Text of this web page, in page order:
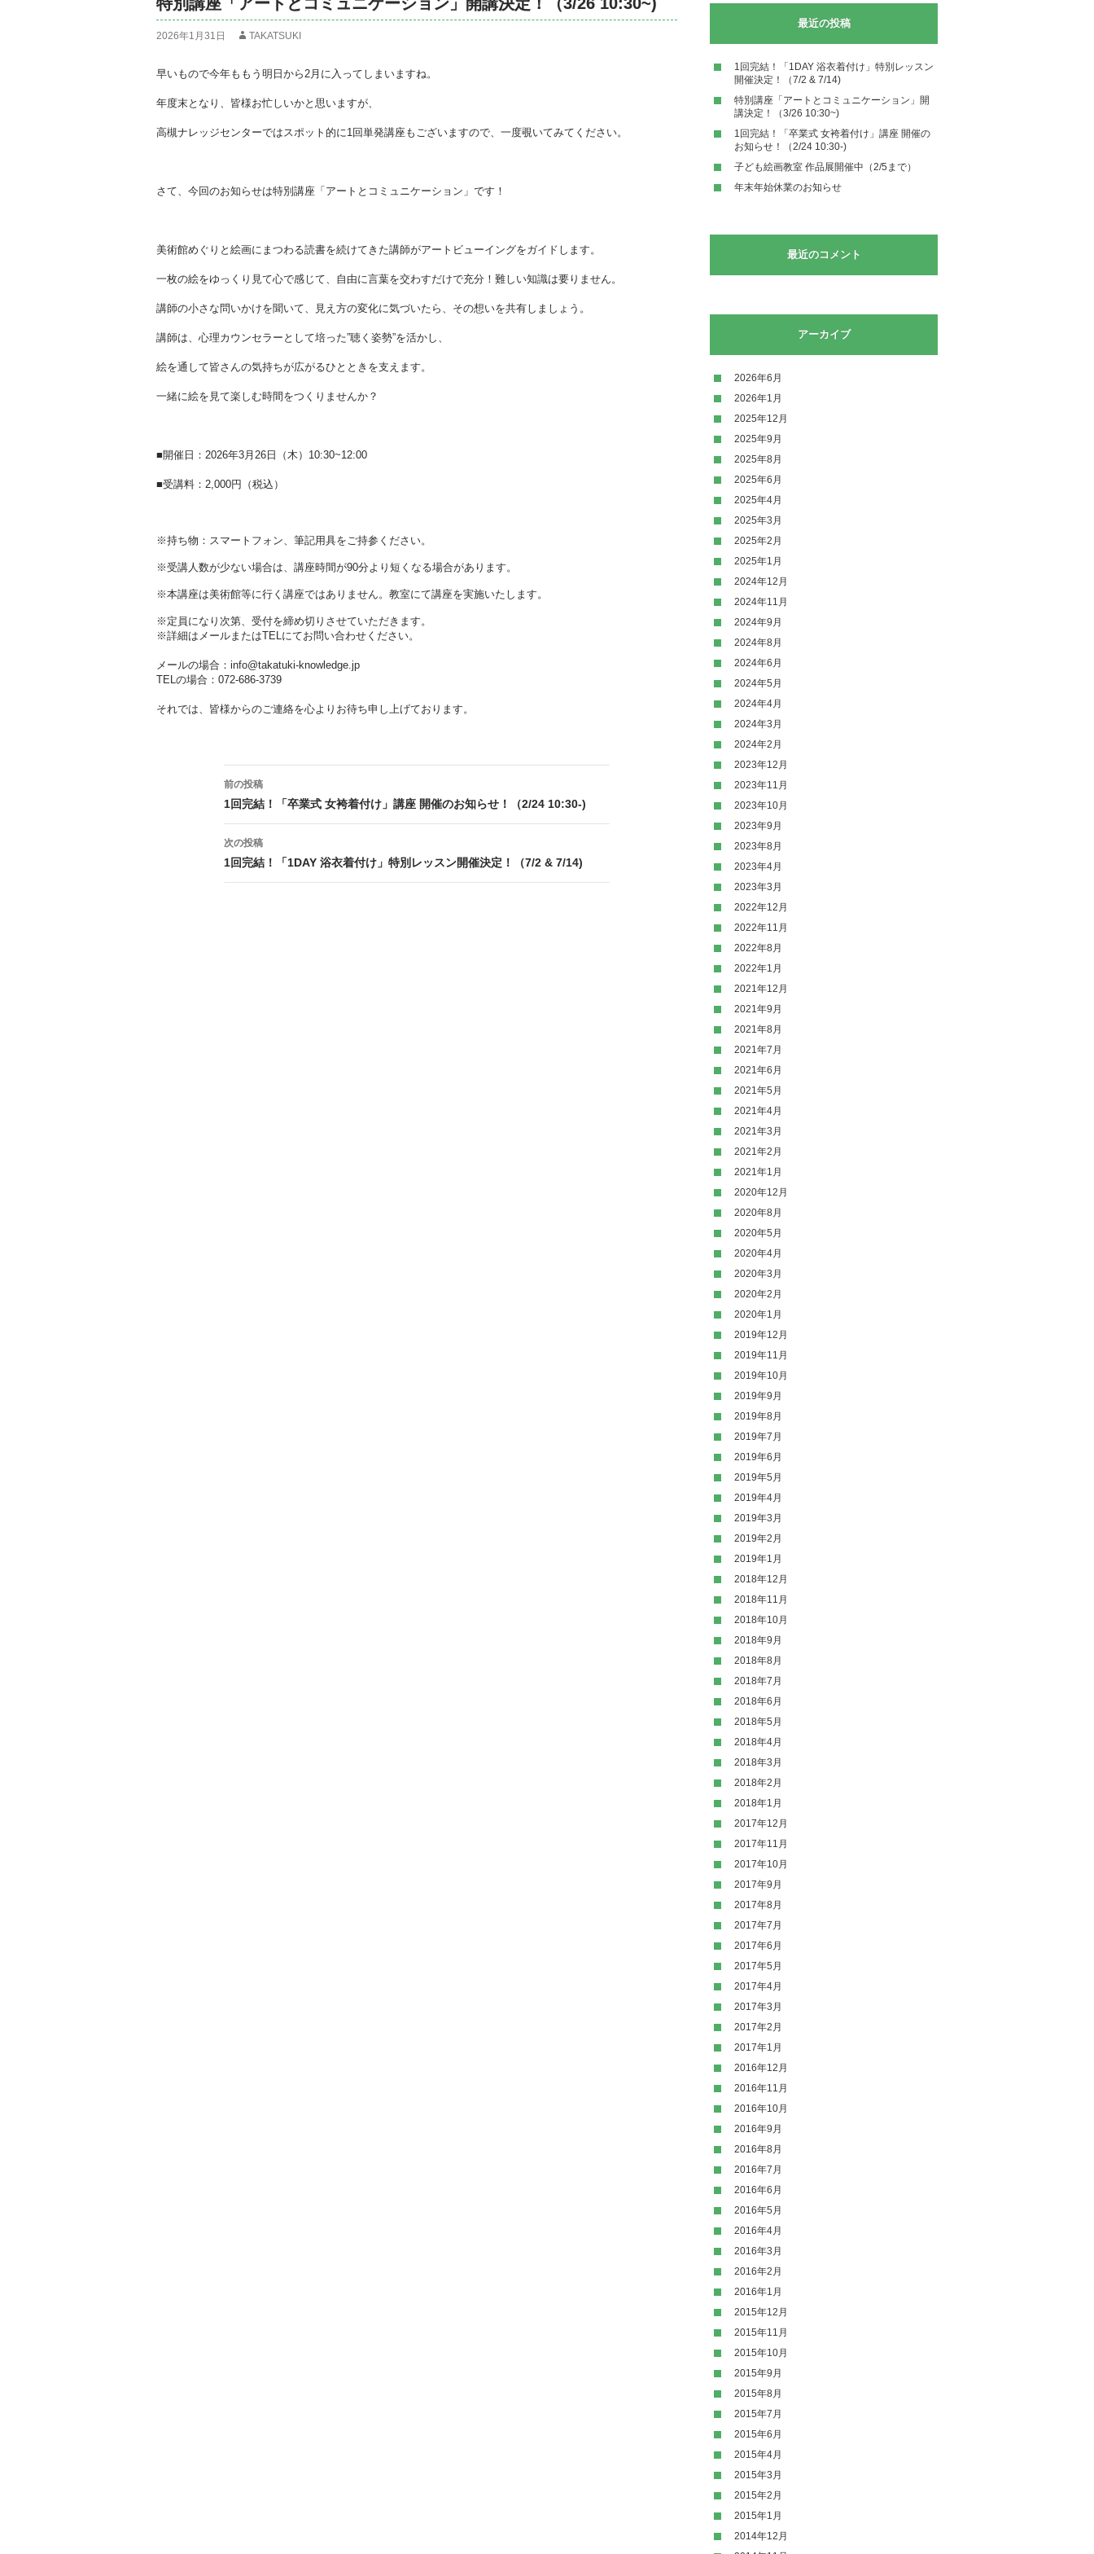
2026年1月31日 TAKATSUKI
早いもので今年ももう明日から2月に入ってしまいますね。
年度末となり、皆様お忙しいかと思いますが、
高槻ナレッジセンターではスポット的に1回単発講座もございますので、一度覗いてみてください。
さて、今回のお知らせは特別講座「アートとコミュニケーション」です！
美術館めぐりと絵画にまつわる読書を続けてきた講師がアートビューイングをガイドします。
一枚の絵をゆっくり見て心で感じて、自由に言葉を交わすだけで充分！難しい知識は要りません。
講師の小さな問いかけを聞いて、見え方の変化に気づいたら、その想いを共有しましょう。
講師は、心理カウンセラーとして培った”聴く姿勢”を活かし、
絵を通して皆さんの気持ちが広がるひとときを支えます。
一緒に絵を見て楽しむ時間をつくりませんか？
■開催日：2026年3月26日（木）10:30~12:00
■受講料：2,000円（税込）
※持ち物：スマートフォン、筆記用具をご持参ください。
※受講人数が少ない場合は、講座時間が90分より短くなる場合があります。
※本講座は美術館等に行く講座ではありません。教室にて講座を実施いたします。
※定員になり次第、受付を締め切りさせていただきます。
※詳細はメールまたはTELにてお問い合わせください。
メールの場合：info@takatuki-knowledge.jp
TELの場合：072-686-3739
それでは、皆様からのご連絡を心よりお待ち申し上げております。
前の投稿
1回完結！「卒業式 女袴着付け」講座 開催のお知らせ！（2/24 10:30-)
次の投稿
1回完結！「1DAY 浴衣着付け」特別レッスン開催決定！（7/2 & 7/14)
最近の投稿
1回完結！「1DAY 浴衣着付け」特別レッスン
開催決定！（7/2 & 7/14)
特別講座「アートとコミュニケーション」開
講決定！（3/26 10:30~)
1回完結！「卒業式 女袴着付け」講座 開催の
お知らせ！（2/24 10:30-)
子ども絵画教室 作品展開催中（2/5まで）
年末年始休業のお知らせ
最近のコメント
アーカイブ
2026年6月
2026年1月
2025年12月
2025年9月
2025年8月
2025年6月
2025年4月
2025年3月
2025年2月
2025年1月
2024年12月
2024年11月
2024年9月
2024年8月
2024年6月
2024年5月
2024年4月
2024年3月
2024年2月
2023年12月
2023年11月
2023年10月
2023年9月
2023年8月
2023年4月
2023年3月
2022年12月
2022年11月
2022年8月
2022年1月
2021年12月
2021年9月
2021年8月
2021年7月
2021年6月
2021年5月
2021年4月
2021年3月
2021年2月
2021年1月
2020年12月
2020年8月
2020年5月
2020年4月
2020年3月
2020年2月
2020年1月
2019年12月
2019年11月
2019年10月
2019年9月
2019年8月
2019年7月
2019年6月
2019年5月
2019年4月
2019年3月
2019年2月
2019年1月
2018年12月
2018年11月
2018年10月
2018年9月
2018年8月
2018年7月
2018年6月
2018年5月
2018年4月
2018年3月
2018年2月
2018年1月
2017年12月
2017年11月
2017年10月
2017年9月
2017年8月
2017年7月
2017年6月
2017年5月
2017年4月
2017年3月
2017年2月
2017年1月
2016年12月
2016年11月
2016年10月
2016年9月
2016年8月
2016年7月
2016年6月
2016年5月
2016年4月
2016年3月
2016年2月
2016年1月
2015年12月
2015年11月
2015年10月
2015年9月
2015年8月
2015年7月
2015年6月
2015年4月
2015年3月
2015年2月
2015年1月
2014年12月